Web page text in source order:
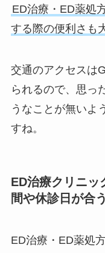
ED治療・ED薬処
する際の便利さも
交通のアクセスは
られるので、思っ
うなことが無いよ
すね。
ED治療クリニ
間や休診日が合
ED治療・ED薬処